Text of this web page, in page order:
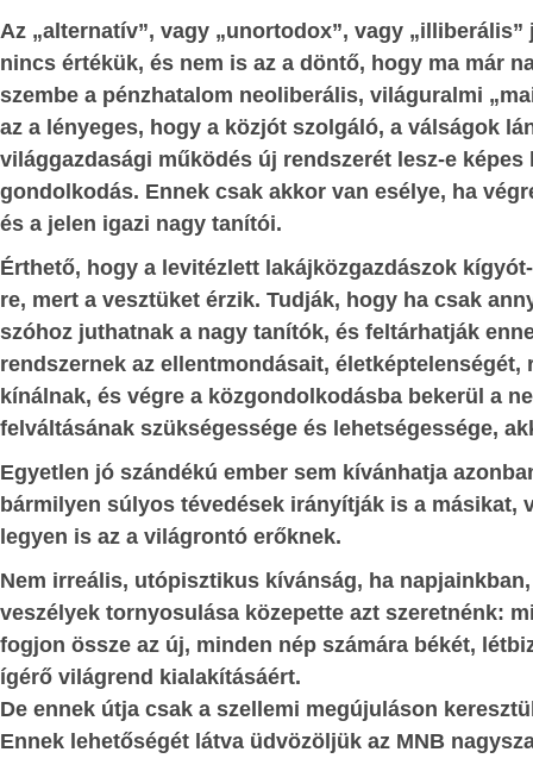
lehetne sorolni,
bizonyos
területek elvárt
sem gyakorlati
hogy az adott
magának a
fakad, és
működő
a célszerű
ezek a
szép, igaz,
kétségtelenül,
jellemezni az
tetteit, teljességgel kizárható, hogy
követőkké váltak volna.
Akkor pedig mi vezeti őket?
A kirakatember
kirakatszólamai,
háttércselekedeteinek megismerése
időszerű a kérdés: valójában miben
Mit kell végrehajtania?
Aztán lassan kirajzolódtak valós
Lerabolni való már nem nagyon
ami még maradt, pénzhatalmi
rajta tartják a kezüket. Igazán már
üzlet.
A nagy üzlet az, ha Afrika és Ázsia
éhező százmillióiból bérrabszolga-
csinálnak, akik maguk, és
beláthatatlan távlatokban
pénzhatalmi körök hasznára. Az ehhez
infrastruktúrális-logisztikai-szervezeti
Afrika és Ázsia érintett területein
értelmetlen és irtózatosan költséges
Az „alternatív”, vagy „unortodox”, vagy
nincs értékük, és nem is az a döntő, hogy ma már
szembe a pénzhatalom neoliberális, világuralmi
az a lényeges, hogy a közjót szolgáló, a válságok
világgazdasági működés új rendszerét lesz-e képes
gondolkodás. Ennek csak akkor van esélye, ha
és a jelen igazi nagy tanítói.
Érthető, hogy a levitézlett lakájközgazdászok
re, mert a vesztüket érzik. Tudják, hogy ha csak
szóhoz juthatnak a nagy tanítók, és feltárhatják
rendszernek az ellentmondásait, életképtelenségét,
kínálnak, és végre a közgondolkodásba bekerül a
felváltásának szükségessége és lehetségessége,
Egyetlen jó szándékú ember sem kívánhatja
bármilyen súlyos tévedések irányítják is a másikat,
legyen is az a világrontó erőknek.
Nem irreális, utópisztikus kívánság, ha
veszélyek tornyosulása közepette azt szeretnénk:
fogjon össze az új, minden nép számára békét,
ígérő világrend kialakításáért.
De ennek útja csak a szellemi megújuláson
Ennek lehetőségét látva üdvözöljük az MNB